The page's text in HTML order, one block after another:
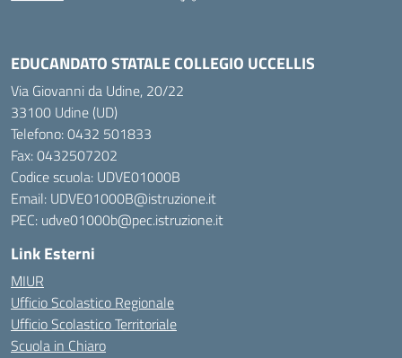
EDUCANDATO STATALE COLLEGIO UCCELLIS
Via Giovanni da Udine, 20/22
33100 Udine (UD)
Telefono:0432 501833
Fax: 0432507202
Codice scuola: UDVE01000B
Email: UDVE01000B@istruzione.it
PEC: udve01000b@pec.istruzione.it
Link Esterni
MIUR
Ufficio Scolastico Regionale
Ufficio Scolastico Territoriale
Scuola in Chiaro